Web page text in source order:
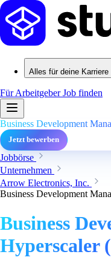
Alles für deine Karriere
Für ArbeitgeberJob finden
Business Development
Jetzt bewerben
Jobbörse
Unternehmen
Arrow Electronics, Inc.
Business Development
Business
Hyperscaler